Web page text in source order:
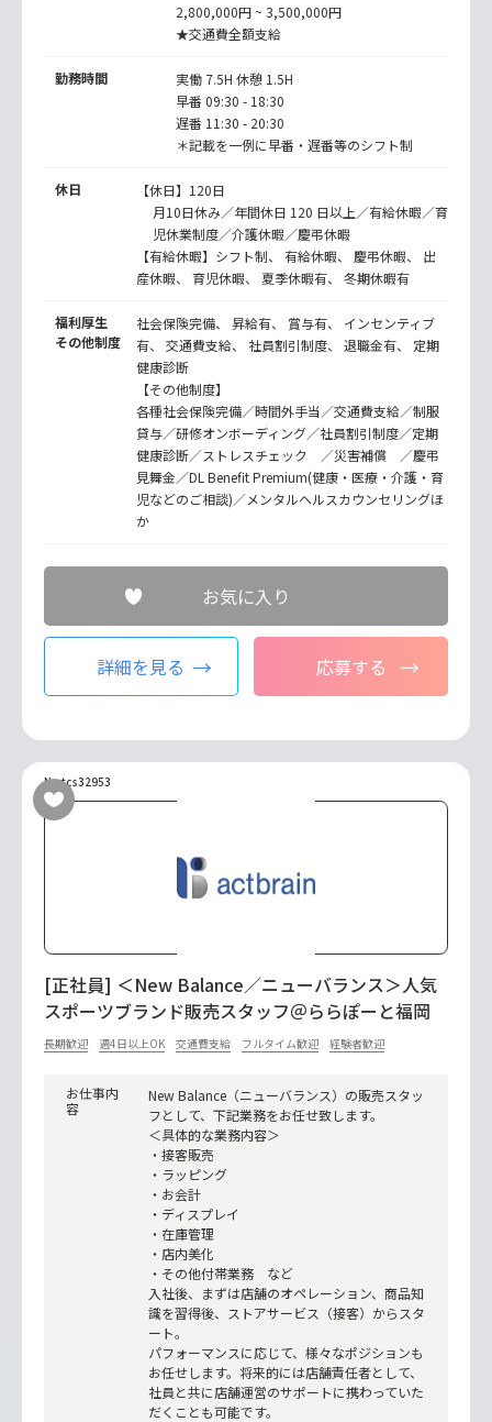
2,800,000円 ~ 3,500,000円
★交通費全額支給
勤務時間
実働 7.5H 休憩 1.5H
早番 09:30 - 18:30
遅番 11:30 - 20:30
＊記載を一例に早番・遅番等のシフト制
休日
【休日】120日
月10日休み／年間休日 120 日以上／有給休暇／育
児休業制度／介護休暇／慶弔休暇
【有給休暇】シフト制、 有給休暇、 慶弔休暇、 出
産休暇、 育児休暇、 夏季休暇有、 冬期休暇有
福利厚生
その他制度
社会保険完備、 昇給有、 賞与有、 インセンティブ
有、 交通費支給、 社員割引制度、 退職金有、 定期
健康診断
【その他制度】
各種社会保険完備／時間外手当／交通費支給／制服
貸与／研修オンボーディング／社員割引制度／定期
健康診断／ストレスチェック ／災害補償 ／慶弔
見舞金／DL Benefit Premium(健康・医療・介護・育
児などのご相談)／メンタルヘルスカウンセリングほ
か
お気に入り
詳細を見る 応募する
No.tcs32953
[正社員] ＜New Balance／ニューバランス＞人気
スポーツブランド販売スタッフ＠ららぽーと福岡
長期歓迎 週4日以上OK 交通費支給 フルタイム歓迎 経験者歓迎
お仕事内
容
New Balance（ニューバランス）の販売スタッ
フとして、下記業務をお任せ致します。
＜具体的な業務内容＞
・接客販売
・ラッピング
・お会計
・ディスプレイ
・在庫管理
・店内美化
・その他付帯業務 など
入社後、まずは店舗のオペレーション、商品知
識を習得後、ストアサービス（接客）からスタ
ート。
パフォーマンスに応じて、様々なポジションも
お任せします。将来的には店舗責任者として、
社員と共に店舗運営のサポートに携わっていた
だくことも可能です。